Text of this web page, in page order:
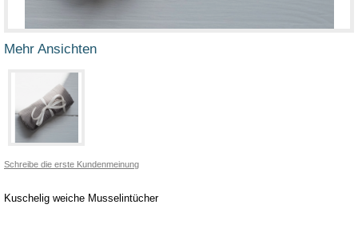
Mehr Ansichten
Schreibe die erste Kundenmeinung
Kuschelig weiche Musselintücher